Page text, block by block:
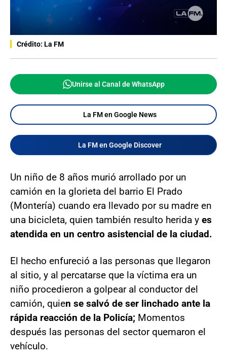
Crédito: La FM
Unirse al Canal de WhatsApp
La FM en Google News
La FM en Google Discover
Un niño de 8 años murió arrollado por un
camión en la glorieta del barrio El Prado
(Montería) cuando era llevado por su madre en
una bicicleta, quien también resulto herida y es
atendida en un centro asistencial de la ciudad.
El hecho enfureció a las personas que llegaron
al sitio, y al percatarse que la víctima era un
niño procedieron a golpear al conductor del
camión, quien se salvó de ser linchado ante la
rápida reacción de la Policía; Momentos
después las personas del sector quemaron el
vehículo.